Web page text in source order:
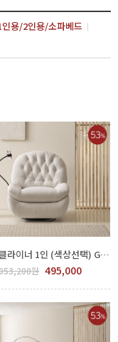
인용/2인용/소파베드
우루스 리클라이너 1인 (색상선택) GSJ 1300-06
원 495,000